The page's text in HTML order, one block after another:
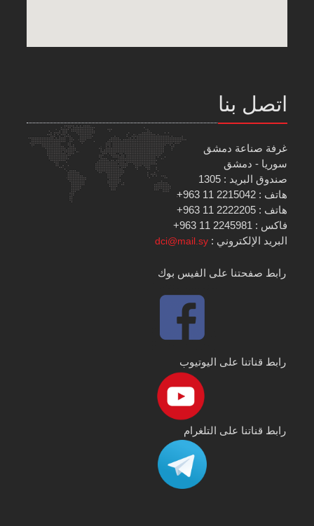
اتصل بنا
غرفة صناعة دمشق
سوريا - دمشق
صندوق البريد : 1305
هاتف : 2215042 11 963+
هاتف : 2222205 11 963+
فاكس : 2245981 11 963+
البريد الإلكتروني :dci@mail.sy
رابط صفحتنا على الفيس بوك
رابط قناتنا على اليوتيوب
رابط قناتنا على التلغرام